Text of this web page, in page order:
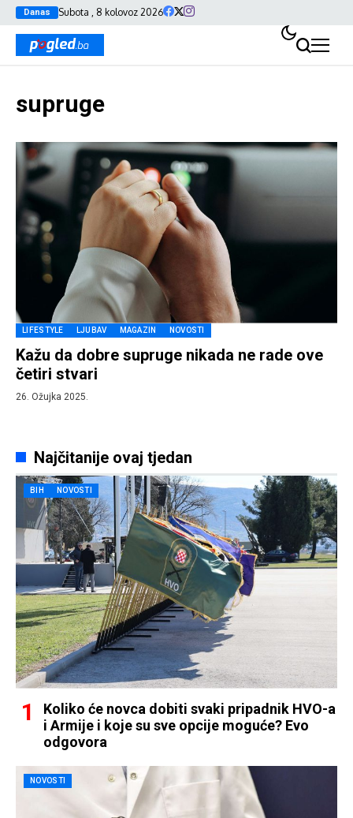
Danas Subota , 8 kolovoz 2026
supruge
LIFESTYLE LJUBAV MAGAZIN NOVOSTI
Kažu da dobre supruge nikada ne rade ove
četiri stvari
26. Ožujka 2025.
Najčitanije ovaj tjedan
BIH NOVOSTI
Koliko će novca dobiti svaki pripadnik HVO-a
i Armije i koje su sve opcije moguće? Evo
odgovora
NOVOSTI